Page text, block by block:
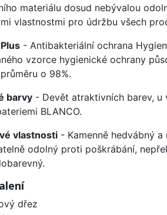
materiálu dosud nebývalou
vlastnostmi pro údržbu všech
- Antibakteriální ochrana
vzorce hygienické ochrany
o 98%.
barvy - Devět atraktivních barev, u
BLANCO.
vlastnosti - Kamenně hedvábný
odolný proti poškrábání,
dřez